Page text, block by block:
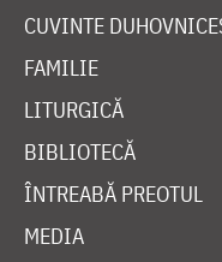
CUVINTE
FAMILIE
LITURGICĂ
BIBLIOTECĂ
ÎNTREABĂ PREOTUL
MEDIA